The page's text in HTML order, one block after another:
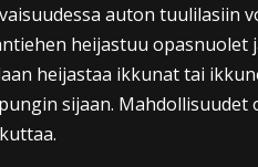
auton tuulilasiin
heijastuu
heijastaa ikkunat tai
sijaan. Mahdollisuudet